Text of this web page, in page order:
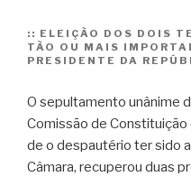
:: ELEIÇÃO DOS DOIS
TÃO OU MAIS
PRESIDENTE DA
O sepultamento unânime
Comissão de Constituição
de o despautério ter sido
Câmara, recuperou duas